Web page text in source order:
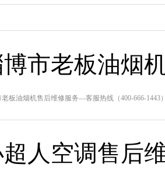
市老板油烟
老板油烟机售后维修服务—客服热线（400-666-
人空调售后